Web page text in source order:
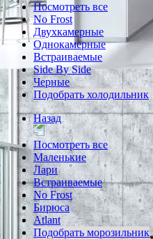
Посмотреть все
No Frost
Двухкамерные
Однокамерные
Встраиваемые
Side By Side
Черные
Подобрать холодильник
Назад
Посмотреть все
Маленькие
Лари
Встраиваемые
No Frost
Бирюса
Atlant
Подобрать морозильник